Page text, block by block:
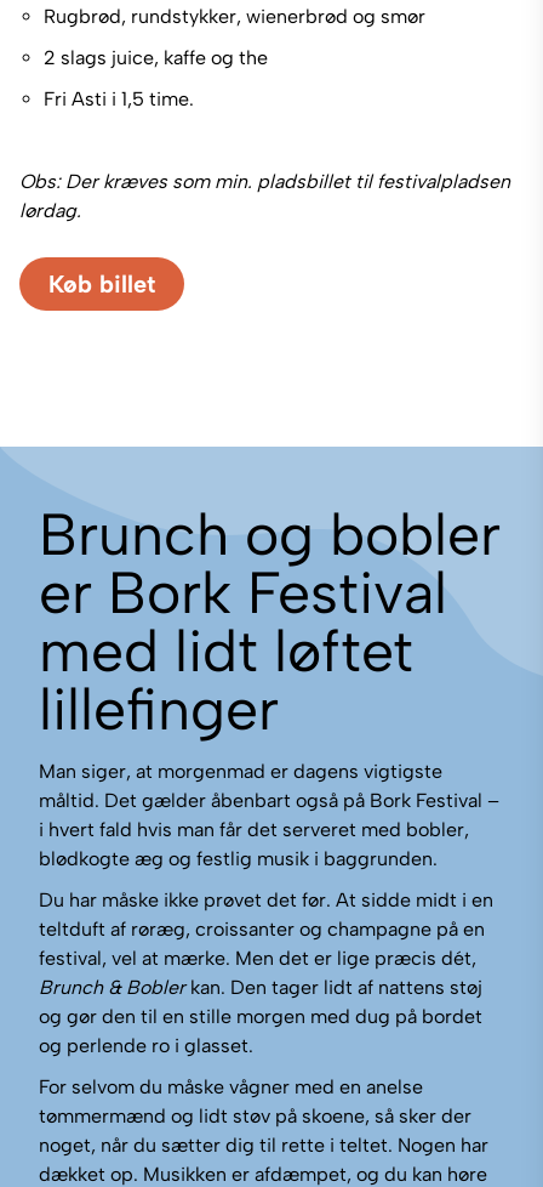
Rugbrød, rundstykker, wienerbrød og smør
2 slags juice, kaffe og the
Fri Asti i 1,5 time.
Obs: Der kræves som min. pladsbillet til festivalpladsen
lørdag.
Køb billet
Brunch og bobler
er Bork Festival
med lidt løftet
lillefinger
Man siger, at morgenmad er dagens vigtigste
måltid. Det gælder åbenbart også på Bork Festival –
i hvert fald hvis man får det serveret med bobler,
blødkogte æg og festlig musik i baggrunden.
Du har måske ikke prøvet det før. At sidde midt i en
teltduft af røræg, croissanter og champagne på en
festival, vel at mærke. Men det er lige præcis dét,
Brunch & Boblerkan. Den tager lidt af nattens støj
og gør den til en stille morgen med dug på bordet
og perlende ro i glasset.
For selvom du måske vågner med en anelse
tømmermænd og lidt støv på skoene, så sker der
noget, når du sætter dig til rette i teltet. Nogen har
dækket op. Musikken er afdæmpet, og du kan høre